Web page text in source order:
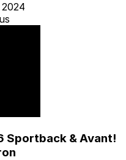
Sportback & Avant!